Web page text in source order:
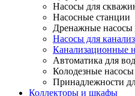
Насосы для
Насосные станции
Дренажные насосы
Насосы для
Канализационные
Автоматика для
Колодезные насосы
Принадлежности
Коллекторы и шкафы